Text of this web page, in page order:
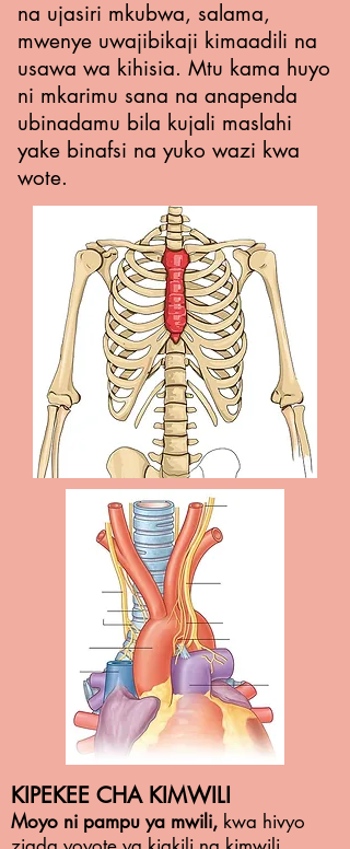
na ujasiri mkubwa, salama,
mwenye uwajibikaji kimaadili na
usawa wa kihisia. Mtu kama huyo
ni mkarimu sana na anapenda
ubinadamu bila kujali maslahi
yake binafsi na yuko wazi kwa
wote.
KIPEKEE CHA KIMWILI
Moyo ni pampu ya mwili, kwa hivyo